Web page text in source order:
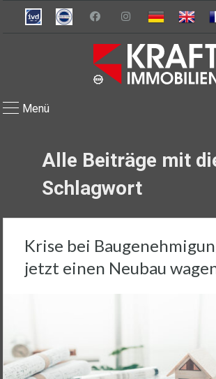
Menü
Alle Beiträge mit
Schlagwort
Krise bei
jetzt einen Neubau